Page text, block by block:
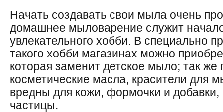
Начать создавать свои мыла очень
домашнее мыловарение служит
увлекательного хобби. В специально
такого хобби магазинах можно
которая заменит детское мыло; так
косметические масла, красители для
вредны для кожи, формочки и
частицы.